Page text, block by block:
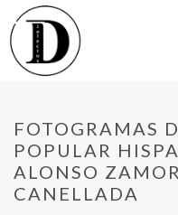
FOTOGRAMAS
POPULAR
ALONSO
CANELLADA